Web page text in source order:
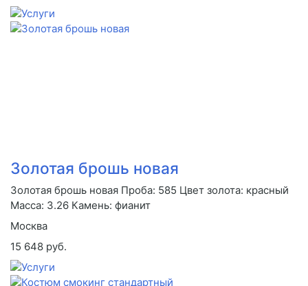
Золотая брошь новая
Золотая брошь новая Проба: 585 Цвет золота: красный
Масса: 3.26 Камень: фианит
Москва
15 648 руб.